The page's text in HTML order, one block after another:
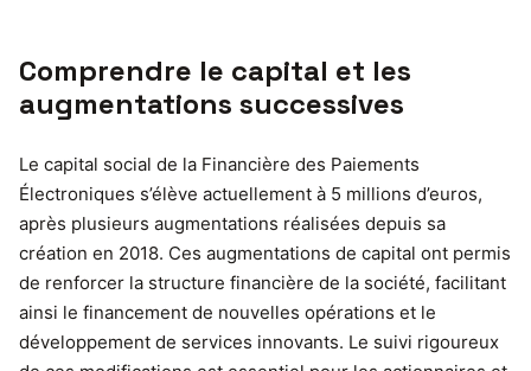
Comprendre le capital et les
augmentations successives
Le capital social de la Financière des Paiements
Électroniques s’élève actuellement à 5 millions d’euros,
après plusieurs augmentations réalisées depuis sa
création en 2018. Ces augmentations de capital ont permis
de renforcer la structure financière de la société, facilitant
ainsi le financement de nouvelles opérations et le
développement de services innovants. Le suivi rigoureux